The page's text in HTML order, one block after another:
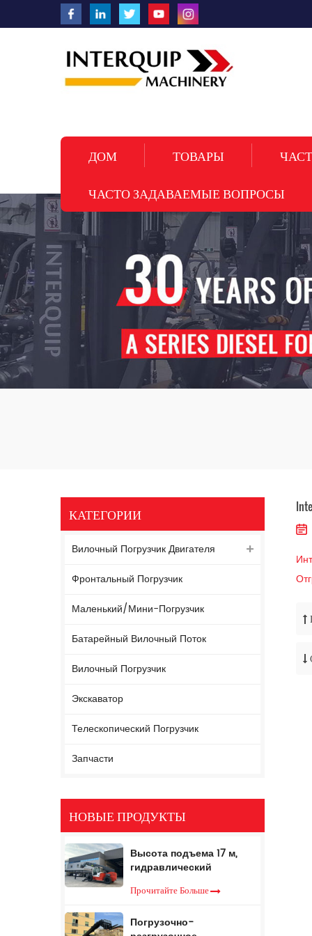
ДОМ ТОВАРЫ
ЧАСТО ЗАДАВАЕМЫЕ ВОПРОСЫ
КАТЕГОРИИ
Вилочный Погрузчик Двигателя
Фронтальный Погрузчик
Маленький/мини-Погрузчик
Батарейный Вилочный Поток
Вилочный Погрузчик
Экскаватор
Телескопический Погрузчик
Запчасти
НОВЫЕ ПРОДУКТЫ
Высота подъема 17 м,
гидравлический
вилочный погрузчик, 5
вилочный погрузчик с
Прочитайте Больше
Погрузочно-